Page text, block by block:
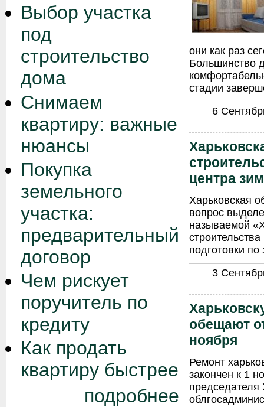
Выбор участка
под
строительство
дома
Снимаем
квартиру: важные
нюансы
Покупка
земельного
участка:
предварительный
договор
Чем рискует
поручитель по
кредиту
Как продать
квартиру быстрее
подробнее
они как раз
Большинство
стадии
6
центра
Харьковская
вопрос
называемой
подготовки
3
обещают
ноября
Ремонт
закончен к 1
председателя